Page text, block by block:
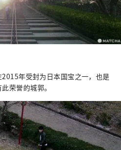
年受封为日本国宝之一，也是
荣誉的城郭。